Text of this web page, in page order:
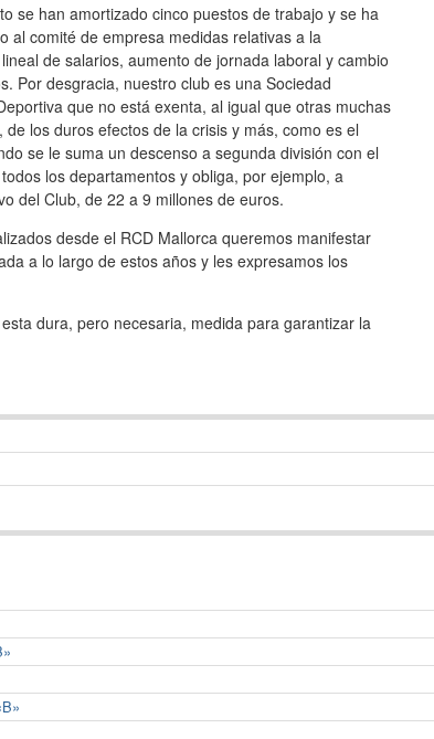
se han amortizado cinco puestos de trabajo y se ha
al comité de empresa medidas relativas a la
de salarios, aumento de jornada laboral y cambio
Por desgracia, nuestro club es una Sociedad
que no está exenta, al igual que otras muchas
de los duros efectos de la crisis y más, como es el
se le suma un descenso a segunda división con el
los departamentos y obliga, por ejemplo, a
del Club, de 22 a 9 millones de euros.
desde el RCD Mallorca queremos manifestar
a lo largo de estos años y les expresamos los
dura, pero necesaria, medida para garantizar la